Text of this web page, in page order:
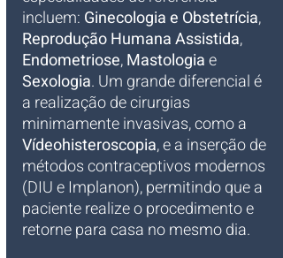
incluem: Ginecologia e Obstetrícia,
Reprodução Humana Assistida,
Endometriose, Mastologia e
Sexologia. Um grande diferencial é
a realização de cirurgias
minimamente invasivas, como a
Vídeohisteroscopia, e a inserção de
métodos contraceptivos modernos
(DIU e Implanon), permitindo que a
paciente realize o procedimento e
retorne para casa no mesmo dia.